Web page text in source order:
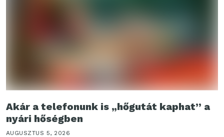
Akár a telefonunk is „hőgutát kaphat” a
nyári hőségben
AUGUSZTUS 5, 2026